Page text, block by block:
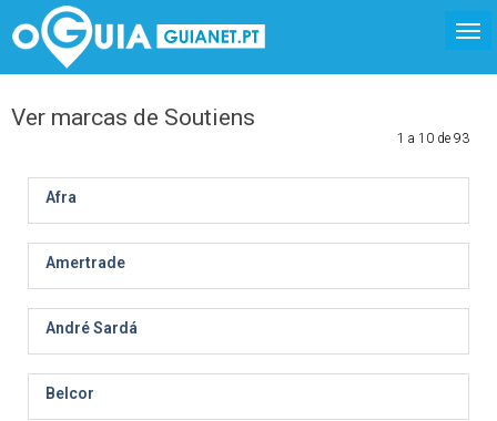
Ver marcas de Soutiens
1 a 10 de 93
Afra
Amertrade
André Sardá
Belcor